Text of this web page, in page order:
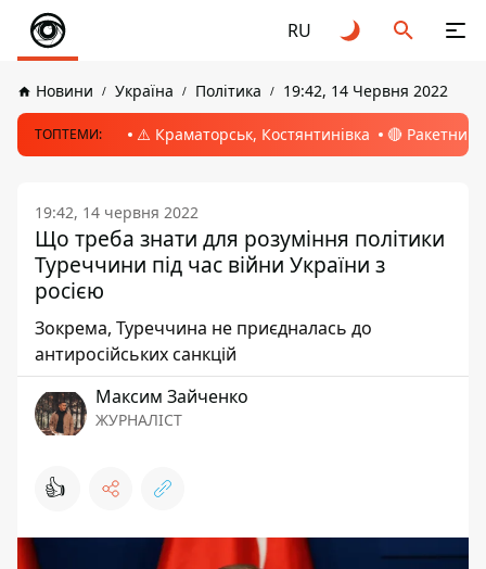
RU
Новини Україна Політика 19:42, 14 Червня 2022
ТОПТЕМИ: ⚠️ Краматорськ, Костянтинівка 🔴 Ракетний
19:42, 14 червня 2022
Що треба знати для розуміння політики
Туреччини під час війни України з
росією
Зокрема, Туреччина не приєдналась до
антиросійських санкцій
Максим Зайченко
ЖУРНАЛІСТ
👍